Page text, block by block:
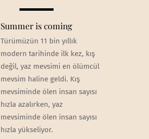
Summer is coming
Türümüzün 11 bin yıllık
modern tarihinde ilk kez, kış
değil, yaz mevsimi en ölümcül
mevsim haline geldi. Kış
mevsiminde ölen insan sayısı
hızla azalırken, yaz
mevsiminde ölen insan sayısı
hızla yükseliyor.